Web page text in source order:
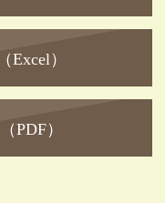
（Excel）
（PDF）